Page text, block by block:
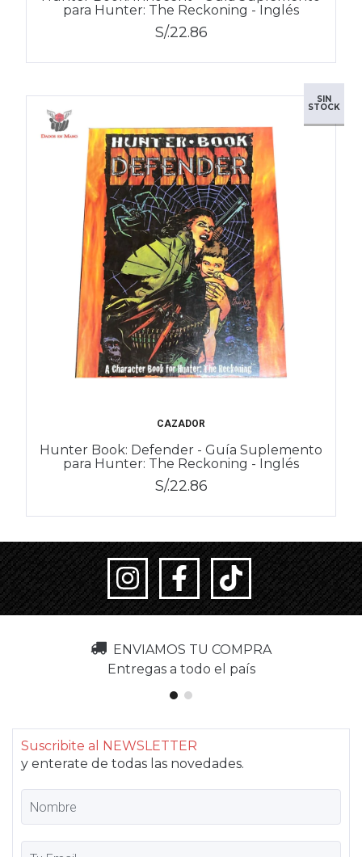
para Hunter: The Reckoning - Inglés
S/.22.86
SIN
STOCK
CAZADOR
Hunter Book: Defender - Guía Suplemento
para Hunter: The Reckoning - Inglés
S/.22.86
ENVIAMOS TU COMPRA
Entregas a todo el país
Suscribite al NEWSLETTER
y enterate de todas las novedades.